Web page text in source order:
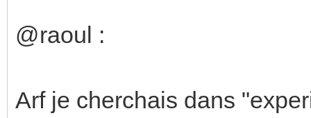
@raoul :
Arf je cherchais dans